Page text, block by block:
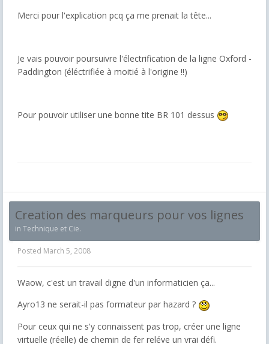
Merci pour l'explication pcq ça me prenait la tête...
Je vais pouvoir poursuivre l'électrification de la ligne Oxford -
Paddington (éléctrifiée à moitié à l'origine !!)
Pour pouvoir utiliser une bonne tite BR 101 dessus
Creation des marqueurs pour vos lignes
in Technique et Cie.
Posted March 5, 2008
Waow, c'est un travail digne d'un informaticien ça...
Ayro13 ne serait-il pas formateur par hazard ?
Pour ceux qui ne s'y connaissent pas trop, créer une ligne
virtuelle (réelle) de chemin de fer reléve un vrai défi.